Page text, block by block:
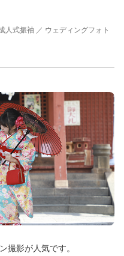
人式振袖 ／ ウェディングフォト
撮影が人気です。